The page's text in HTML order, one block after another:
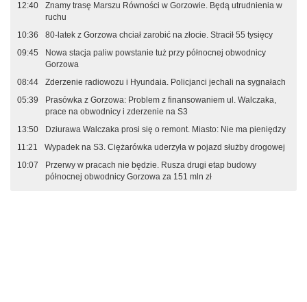
12:40
Znamy trasę Marszu Równości w Gorzowie. Będą utrudnienia w
ruchu
10:36
80-latek z Gorzowa chciał zarobić na złocie. Stracił 55 tysięcy
09:45
Nowa stacja paliw powstanie tuż przy północnej obwodnicy
Gorzowa
08:44
Zderzenie radiowozu i Hyundaia. Policjanci jechali na sygnałach
05:39
Prasówka z Gorzowa: Problem z finansowaniem ul. Walczaka,
prace na obwodnicy i zderzenie na S3
13:50
Dziurawa Walczaka prosi się o remont. Miasto: Nie ma pieniędzy
11:21
Wypadek na S3. Ciężarówka uderzyła w pojazd służby drogowej
10:07
Przerwy w pracach nie będzie. Rusza drugi etap budowy
północnej obwodnicy Gorzowa za 151 mln zł